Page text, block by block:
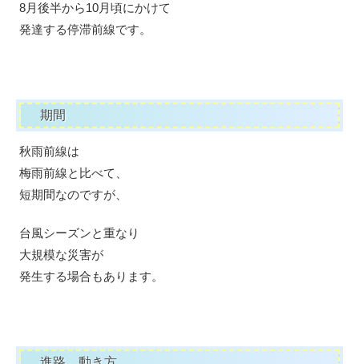
8月後半から10月頃にかけて
発達する停滞前線です。
期間
秋雨前線は
梅雨前線と比べて、
短期間なのですが、
台風シーズンと重なり
大規模な災害が
発生する場合もあります。